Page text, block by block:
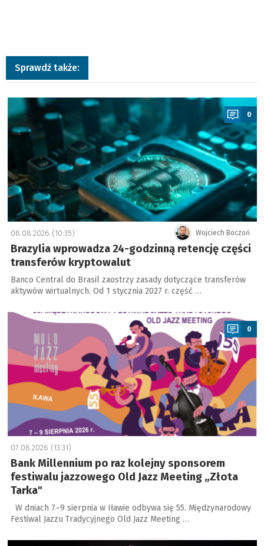
Sprawdź także:
a
0
Wojciech Boczoń
08.08.2026 (10:35)
Brazylia wprowadza 24-godzinną retencję części
transferów kryptowalut
Banco Central do Brasil zaostrzy zasady dotyczące transferów
aktywów wirtualnych. Od 1 stycznia 2027 r. część …
a
0
07.08.2026 (13:31)
Bank Millennium po raz kolejny sponsorem
festiwalu jazzowego Old Jazz Meeting „Złota
Tarka"
W dniach 7–9 sierpnia w Iławie odbywa się 55. Międzynarodowy
Festiwal Jazzu Tradycyjnego Old Jazz Meeting …
a